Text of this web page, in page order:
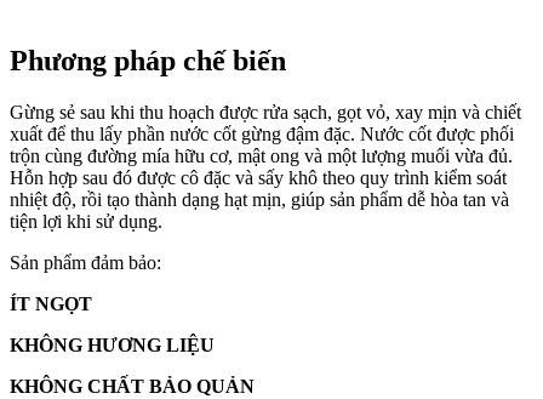
Phương pháp chế biến
Gừng sẻ sau khi thu hoạch được rửa sạch, gọt vỏ, xay mịn và chiết
xuất để thu lấy phần nước cốt gừng đậm đặc. Nước cốt được phối
trộn cùng đường mía hữu cơ, mật ong và một lượng muối vừa đủ.
Hỗn hợp sau đó được cô đặc và sấy khô theo quy trình kiểm soát
nhiệt độ, rồi tạo thành dạng hạt mịn, giúp sản phẩm dễ hòa tan và
tiện lợi khi sử dụng.
Sản phẩm đảm bảo:
ÍT NGỌT
KHÔNG HƯƠNG LIỆU
KHÔNG CHẤT BẢO QUẢN